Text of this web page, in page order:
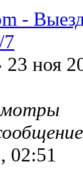
-
7
23 ноя
02:51